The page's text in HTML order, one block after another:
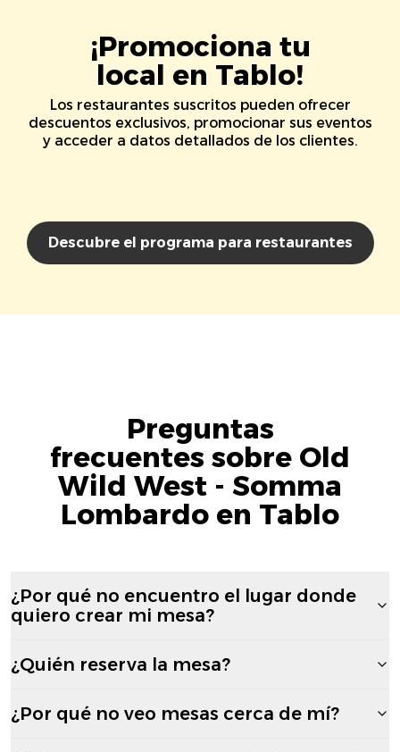
¡Promociona tu
local en Tablo!
Los restaurantes suscritos pueden ofrecer
descuentos exclusivos, promocionar sus eventos
y acceder a datos detallados de los clientes.
Descubre el programa para restaurantes
Preguntas
frecuentes sobre Old
Wild West - Somma
Lombardo en Tablo
¿Por qué no encuentro el lugar donde
quiero crear mi mesa?
¿Quién reserva la mesa?
¿Por qué no veo mesas cerca de mí?